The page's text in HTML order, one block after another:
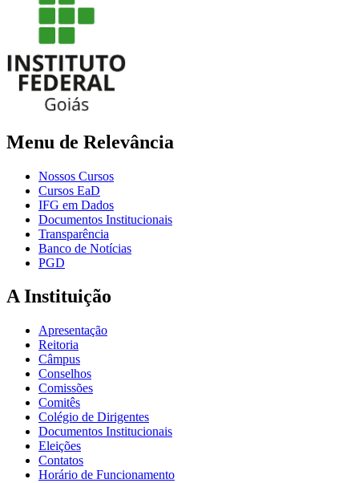
Menu de Relevância
Nossos Cursos
Cursos EaD
IFG em Dados
Documentos Institucionais
Transparência
Banco de Notícias
PGD
A Instituição
Apresentação
Reitoria
Câmpus
Conselhos
Comissões
Comitês
Colégio de Dirigentes
Documentos Institucionais
Eleições
Contatos
Horário de Funcionamento